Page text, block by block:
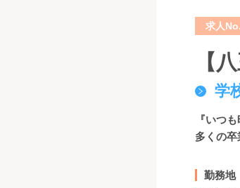
求人
【
学
『いつ
多くの
勤務地